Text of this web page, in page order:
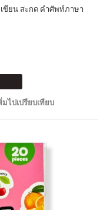
ขียน สะกด คำศัพท์ภาษา
มไปเปรียบเทียบ